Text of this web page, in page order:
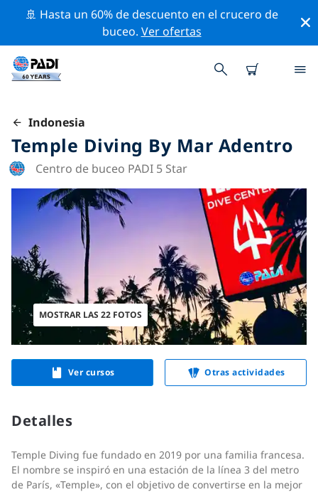
🚢 Hasta un 60% de descuento en el crucero de
buceo. Ver ofertas
Indonesia
Temple Diving By Mar Adentro
Centro de buceo PADI 5 Star
MOSTRAR LAS 22 FOTOS
Ver cursos Otras actividades
Detalles
Temple Diving fue fundado en 2019 por una familia francesa.
El nombre se inspiró en una estación de la línea 3 del metro
de París, «Temple», con el objetivo de convertirse en la mejor